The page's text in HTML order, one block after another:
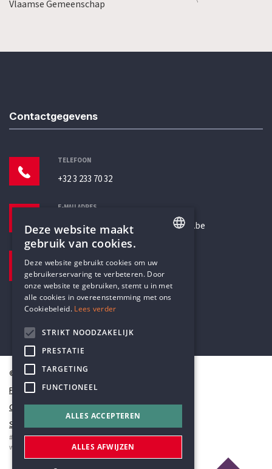
Vlaamse Gemeenschap
Contactgegevens
TELEFOON
+32 3 233 70 32
E-MAILADRES
secretariaat@humanistischverbond.be
Pottenbrug 4
Antwerpen, 2000
© Humanistisch Verbond 2026
Privacy
Cookiestatement
Sitemap
#codedwithlove byCodelines
webapplicaties
mobiele apps&maatwerk websites
DUTCH
Deze website maakt
gebruik van cookies.
Deze website gebruikt cookies om uw
gebruikerservaring te verbeteren. Door
onze website te gebruiken, stemt u in met
alle cookies in overeenstemming met ons
Cookiebeleid. Lees verder
STRIKT NOODZAKELIJK
PRESTATIE
TARGETING
FUNCTIONEEL
ALLES ACCEPTEREN
ALLES AFWIJZEN